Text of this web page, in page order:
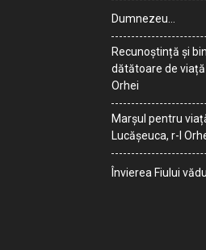
Dumnezeu…
Recunoștință și
dătătoare de
Orhei
Marșul pentru
Lucășeuca, r-l
Învierea Fiului